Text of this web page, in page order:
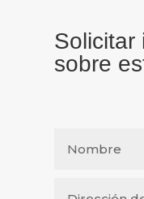
Solicitar
sobre